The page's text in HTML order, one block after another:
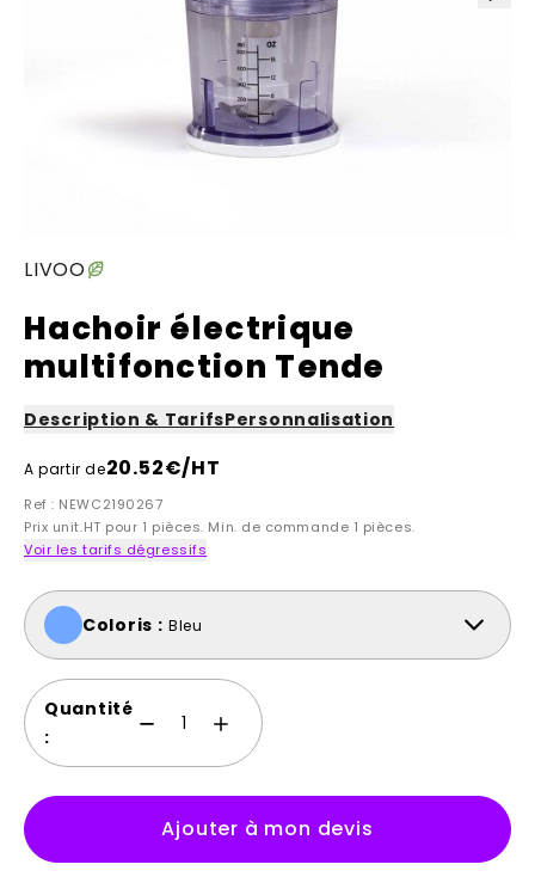
LIVOO
Hachoir électrique
multifonction Tende
Description & TarifsPersonnalisation
A partir de20.52€/HT
Ref : NEWC2190267
Prix unit.HT pour 1 pièces. Min. de commande 1 pièces.
Voir les tarifs dégressifs
Coloris : Bleu
Quantité
:
Ajouter à mon devis